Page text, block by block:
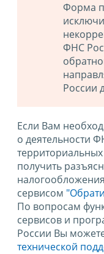
Форма
ФНС
России
Если Вам
о деятельности
получить
сервисом
По вопросам
сервисов и
России Вы
технической